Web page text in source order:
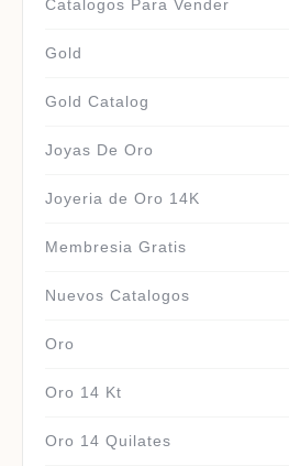
Catalogos Para Vender
Gold
Gold Catalog
Joyas De Oro
Joyeria de Oro 14K
Membresia Gratis
Nuevos Catalogos
Oro
Oro 14 Kt
Oro 14 Quilates